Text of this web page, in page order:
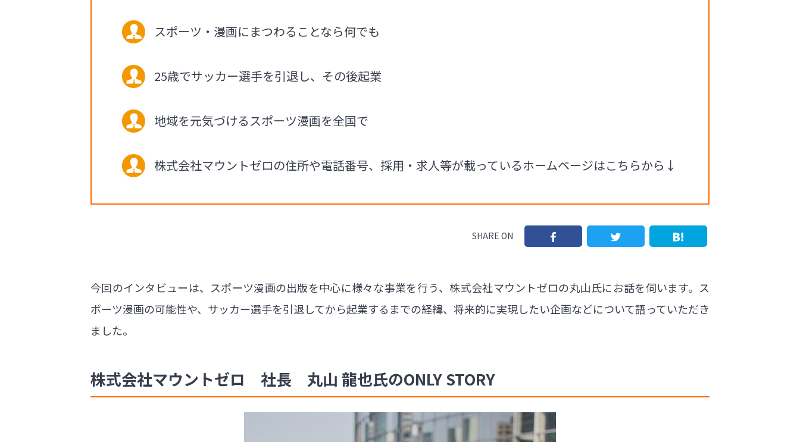
スポーツ・漫画にまつわることなら何でも
25歳でサッカー選手を引退し、その後起業
地域を元気づけるスポーツ漫画を全国で
株式会社マウントゼロの住所や電話番号、採用・求人等が載っているホームページはこちらから↓
SHARE ON
今回のインタビューは、スポーツ漫画の出版を中心に様々な事業を行う、株式会社マウントゼロの丸山氏にお話を伺います。ス
ポーツ漫画の可能性や、サッカー選手を引退してから起業するまでの経緯、将来的に実現したい企画などについて語っていただき
ました。
株式会社マウントゼロ 社長 丸山 龍也氏のONLY STORY